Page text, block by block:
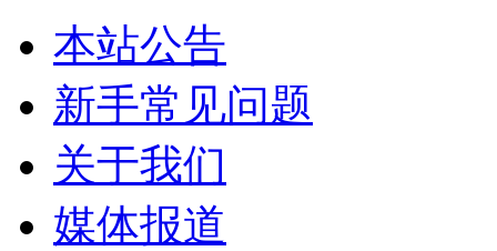
本站公告
新手常见问题
关于我们
媒体报道